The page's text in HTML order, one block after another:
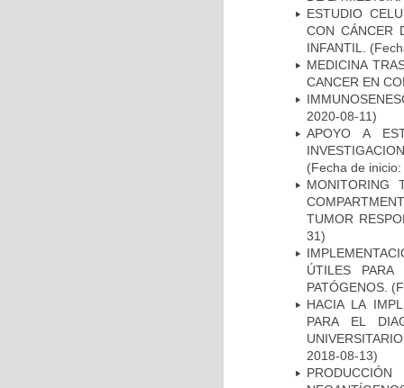
ESTUDIO
CON CÁNCER
INFANTIL.
MEDICINA
CANCER EN
2020-08-11)
APOYO A
(Fecha de
MONITORING
TUMOR
31)
ÚTILES
PATÓGENOS.
HACIA LA
PARA EL
2018-08-13)